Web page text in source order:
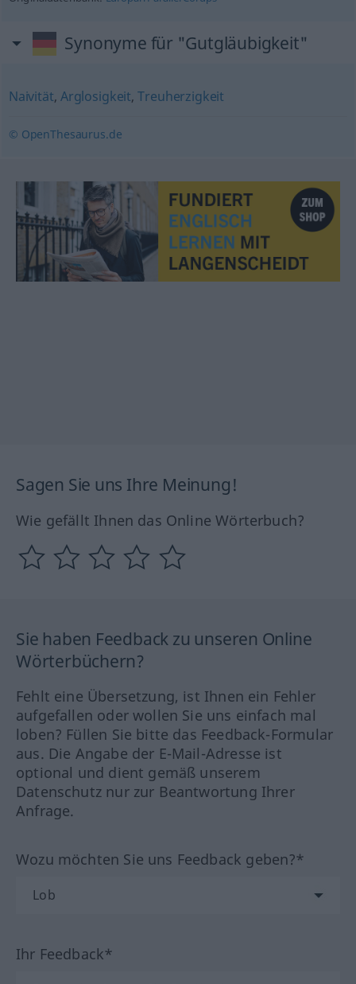
Synonyme für "Gutgläubigkeit"
Naivität, Arglosigkeit,Treuherzigkeit
© OpenThesaurus.de
Sagen Sie uns Ihre Meinung!
Wie gefällt Ihnen das Online Wörterbuch?
Sie haben Feedback zu unseren Online
Wörterbüchern?
Fehlt eine Übersetzung, ist Ihnen ein Fehler
aufgefallen oder wollen Sie uns einfach mal
loben? Füllen Sie bitte das Feedback-Formular
aus. Die Angabe der E-Mail-Adresse ist
optional und dient gemäß unserem
Datenschutz nur zur Beantwortung Ihrer
Anfrage.
Wozu möchten Sie uns Feedback geben?*
Ihr Feedback*